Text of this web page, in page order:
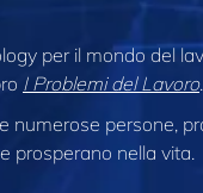
per il mondo del
I Problemi del Lavoro.
numerose persone,
prosperano nella vita.